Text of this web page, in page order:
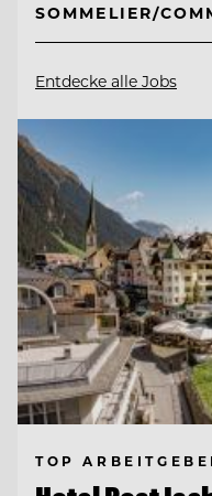
SOMMELIER/
Entdecke alle Jobs
TOP